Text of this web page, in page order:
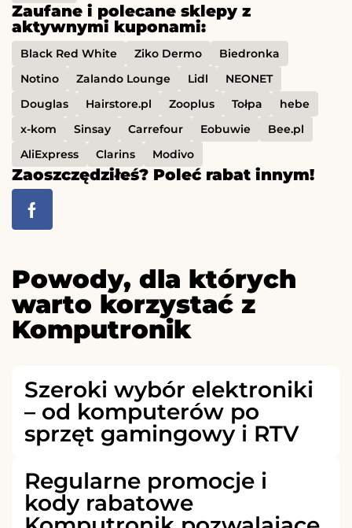
Zaufane i polecane sklepy z
aktywnymi kuponami:
Black Red White Ziko Dermo
Biedronka
Notino
Zalando Lounge Lidl
NEONET
Douglas
Hairstore.pl Zooplus Tołpa
hebe
x-kom
Sinsay Carrefour Eobuwie
Bee.pl
AliExpress
Clarins Modivo
Zaoszczędziłeś? Poleć rabat innym!
Powody, dla których
warto korzystać z
Komputronik
Szeroki wybór elektroniki
– od komputerów po
sprzęt gamingowy i RTV
Regularne promocje i
kody rabatowe